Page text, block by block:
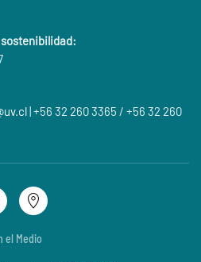
| +56 32 260 3365 / +56 32 260
el Medio